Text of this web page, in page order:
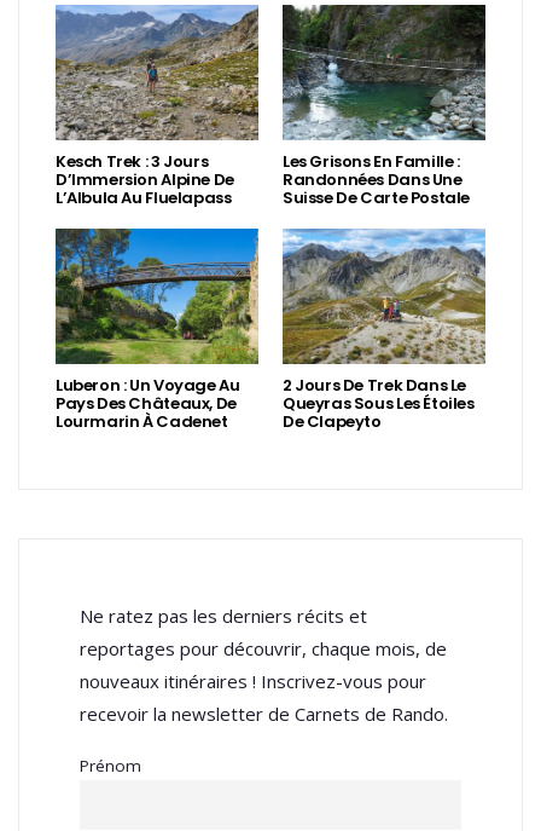
Kesch Trek : 3 Jours
D’Immersion Alpine De
L’Albula Au Fluelapass
Les Grisons En Famille :
Randonnées Dans Une
Suisse De Carte Postale
Luberon : Un Voyage Au
Pays Des Châteaux, De
Lourmarin À Cadenet
2 Jours De Trek Dans Le
Queyras Sous Les Étoiles
De Clapeyto
Ne ratez pas les derniers récits et
reportages pour découvrir, chaque mois, de
nouveaux itinéraires ! Inscrivez-vous pour
recevoir la newsletter de Carnets de Rando.
Prénom